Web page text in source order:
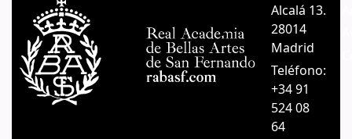
Alcalá 13.
28014
Madrid
Teléfono:
+34 91
524 08
64